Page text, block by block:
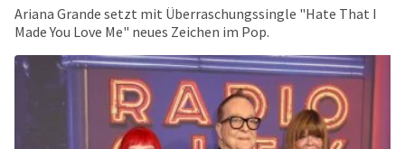
Ariana Grande setzt mit Überraschungssingle "Hate That I
Made You Love Me" neues Zeichen im Pop.